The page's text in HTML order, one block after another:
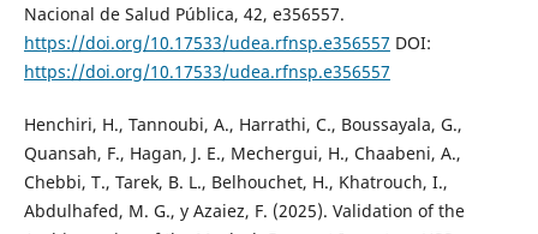
Nacional de Salud Pública, 42, e356557.
https://doi.org/10.17533/udea.rfnsp.e356557 DOI:
https://doi.org/10.17533/udea.rfnsp.e356557
Henchiri, H., Tannoubi, A., Harrathi, C., Boussayala, G.,
Quansah, F., Hagan, J. E., Mechergui, H., Chaabeni, A.,
Chebbi, T., Tarek, B. L., Belhouchet, H., Khatrouch, I.,
Abdulhafed, M. G., y Azaiez, F. (2025). Validation of the